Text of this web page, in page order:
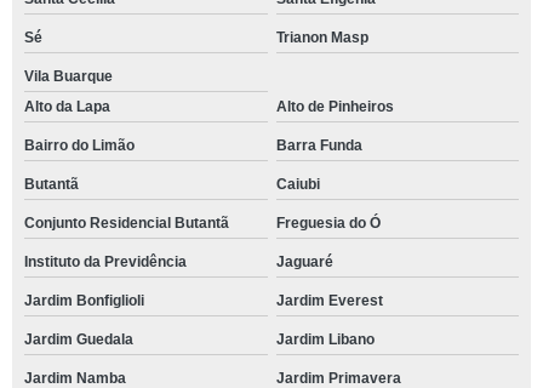
Sé Trianon Masp
Vila Buarque
Alto da Lapa
Alto de Pinheiros
Bairro do Limão Barra Funda
Butantã Caiubi
Conjunto Residencial Butantã Freguesia do Ó
Instituto da Previdência Jaguaré
Jardim Bonfiglioli Jardim Everest
Jardim Guedala Jardim Libano
Jardim Namba Jardim Primavera